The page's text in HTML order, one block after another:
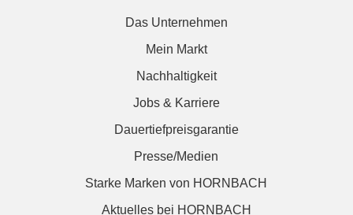
Das Unternehmen
Mein Markt
Nachhaltigkeit
Jobs & Karriere
Dauertiefpreisgarantie
Presse/Medien
Starke Marken von HORNBACH
Aktuelles bei HORNBACH